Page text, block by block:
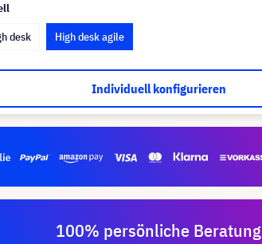
desk
High desk agile
Individuell konfigurieren
100% persönliche Beratung